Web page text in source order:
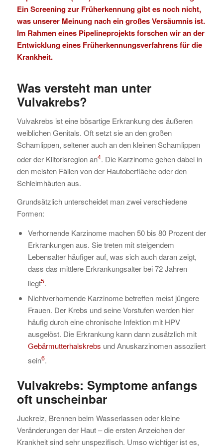
Ein Screening zur Früherkennung gibt es noch nicht,
was unserer Meinung nach ein großes Versäumnis ist.
Im Rahmen eines Pipelineprojekts forschen wir an der
Entwicklung eines Früherkennungsverfahrens für die
Krankheit.
Was versteht man unter
Vulvakrebs?
Vulvakrebs ist eine bösartige Erkrankung des äußeren
weiblichen Genitals. Oft setzt sie an den großen
Schamlippen, seltener auch an den kleinen Schamlippen
oder der Klitorisregion an4. Die Karzinome gehen dabei in
den meisten Fällen von der Hautoberfläche oder den
Schleimhäuten aus.
Grundsätzlich unterscheidet man zwei verschiedene
Formen:
Verhornende Karzinome machen 50 bis 80 Prozent der
Erkrankungen aus. Sie treten mit steigendem
Lebensalter häufiger auf, was sich auch daran zeigt,
dass das mittlere Erkrankungsalter bei 72 Jahren
liegt5.
Nichtverhornende Karzinome betreffen meist jüngere
Frauen. Der Krebs und seine Vorstufen werden hier
häufig durch eine chronische Infektion mit HPV
ausgelöst. Die Erkrankung kann dann zusätzlich mit
Gebärmutterhalskrebs und Anuskarzinomen assoziiert
sein6.
Vulvakrebs: Symptomeanfangs
oft unscheinbar
Juckreiz, Brennen beim Wasserlassen oder kleine
Veränderungen der Haut – die ersten Anzeichen der
Krankheit sind sehr unspezifisch. Umso wichtiger ist es,